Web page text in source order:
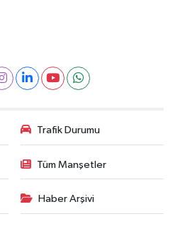
Trafik Durumu
Tüm Manşetler
Haber Arşivi